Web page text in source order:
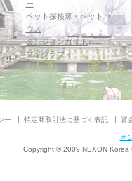
ー
ペット探検隊・ペットハ
ウス
ダンジョンガイド
マギグラフィ
ー 特定商取引法に基づく表記 資
オ
Copyright © 2009 NEXON Korea